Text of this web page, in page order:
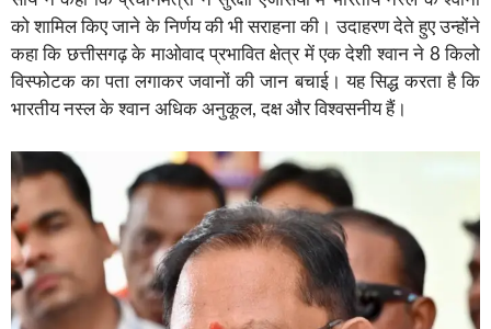
को शामिल किए जाने के निर्णय की भी सराहना की। उदाहरण देते हुए उन्होंने
कहा कि छत्तीसगढ़ के माओवाद प्रभावित क्षेत्र में एक देशी श्वान ने 8 किलो
विस्फोटक का पता लगाकर जवानों की जान बचाई। यह सिद्ध करता है कि
भारतीय नस्ल के श्वान अधिक अनुकूल, दक्ष और विश्वसनीय हैं।